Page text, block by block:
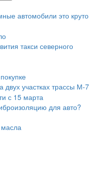
автомобили это круто
такси северного
участках трассы М-7
с 15 марта
для авто?